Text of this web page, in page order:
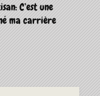
C’est une
ma carrière